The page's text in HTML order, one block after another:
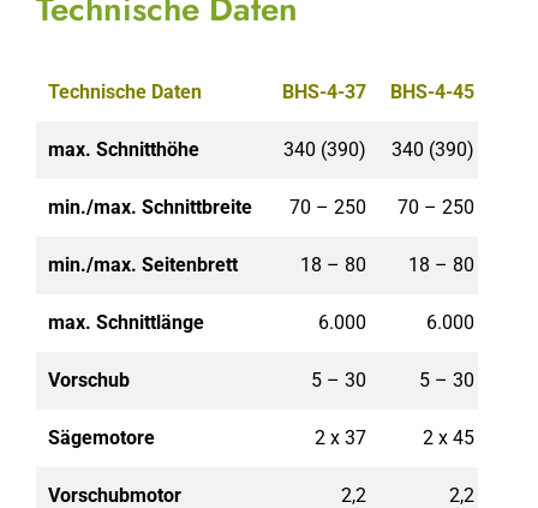
Technische Daten BHS-4-37 BHS-4-45
max. Schnitthöhe 340 (390) 340 (390)
min./max. Schnittbreite 70 – 250 70 – 250
min./max. Seitenbrett 18 – 80 18 – 80
max. Schnittlänge 6.000 6.000
Vorschub 5 – 30 5 – 30
Sägemotore 2 x 37 2 x 45
Vorschubmotor 2,2 2,2